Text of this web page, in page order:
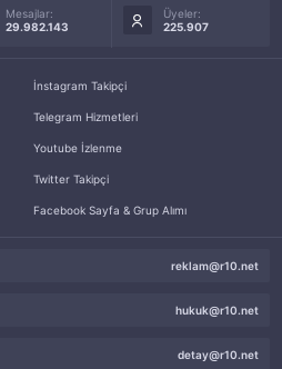
Mesajlar:
29.982.143
Üyeler:
225.907
İnstagram Takipçi
Telegram Hizmetleri
Youtube İzlenme
Twitter Takipçi
Facebook Sayfa & Grup Alımı
reklam@r10.net
hukuk@r10.net
detay@r10.net